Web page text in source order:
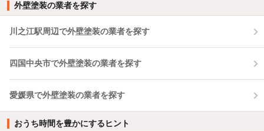
外壁塗装の業者を探す
川之江駅周辺で外壁塗装の業者を探す
四国中央市で外壁塗装の業者を探す
愛媛県で外壁塗装の業者を探す
おうち時間を豊かにするヒント